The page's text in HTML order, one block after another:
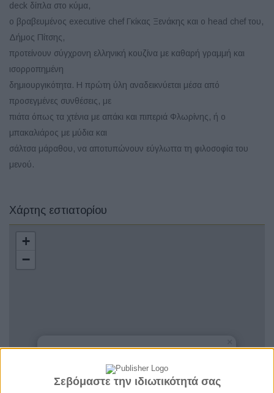
Σεβόμαστε την ιδιωτικότητά σας
deck δίπλα στο κύμα,
ο βραβευμένος executive chef Γκίκας Ξενάκης και ο head chef του,
Δήμος Πίτσης,
προτείνουν σύγχρονη ελληνική κουζίνα με καθαρή γραμμή και
ισορροπημένη
δημιουργικότητα. Η πρώτη ύλη αναδεικνύεται μέσα από
προσεγμένες συνθέσεις, με
πιάτα όπως τα χτένια με απάκι και πιπεριά Φλωρίνης, ή ο
μπακαλιάρος με μύδια και
σάλτσα μάραθου, να αποτυπώνουν εύγλωττα τη φιλοσοφία του
μενού.
Χάρτης εστιατορίου
The Gelsomino Restaurant
Δωδεκάνησα - Κως
+
−